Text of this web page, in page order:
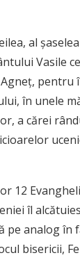
al
Vasile
în unele
a cărei
12
îl
pe analog în
bisericii,